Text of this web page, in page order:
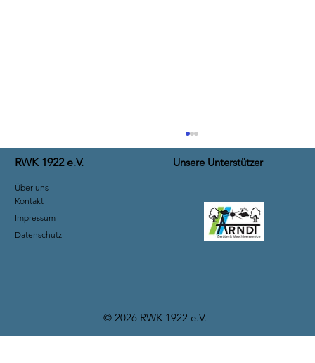
© 2026 RWK 1922 e.V.
RWK 1922 e.V.
Über uns
Kontakt
Impressum
Datenschutz
Unsere Unterstützer